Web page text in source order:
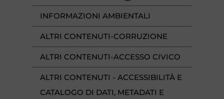
INFORMAZIONI AMBIENTALI
ALTRI CONTENUTI-CORRUZIONE
ALTRI CONTENUTI-ACCESSO CIVICO
ALTRI CONTENUTI - ACCESSIBILITÀ E
CATALOGO DI DATI, METADATI E